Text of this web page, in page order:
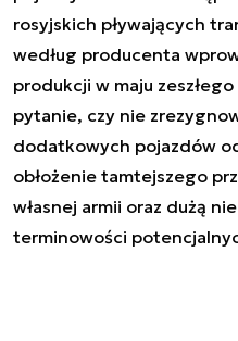
rosyjskich pływających
według producenta
produkcji w maju
pytanie, czy nie
dodatkowych pojazdów
obłożenie tamtejszego
własnej armii oraz dużą
terminowości